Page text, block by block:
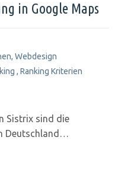
in Google Maps
, Webdesign
, Ranking Kriterien
Sistrix sind die
Deutschland…